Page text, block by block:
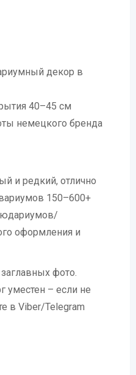
декор в
40–45 см
немецкого бренда
и редкий, отлично
150–600+
оформления и
фото.
уместен – если не
в Viber/Telegram